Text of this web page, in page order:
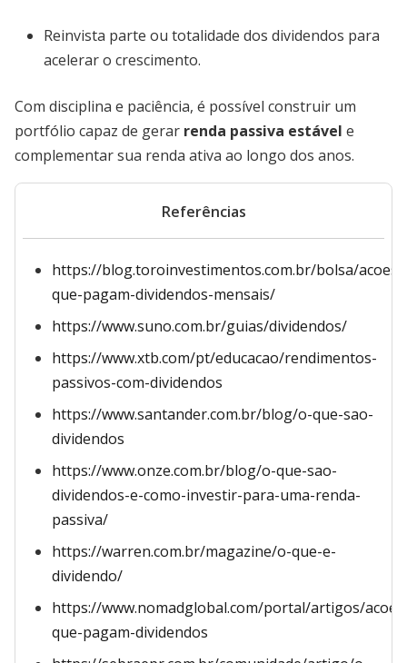
Reinvista parte ou totalidade dos dividendos para
acelerar o crescimento.
Com disciplina e paciência, é possível construir um
portfólio capaz de gerar renda passiva estável e
complementar sua renda ativa ao longo dos anos.
Referências
https://blog.toroinvestimentos.com.br/bolsa/acoes-
que-pagam-dividendos-mensais/
https://www.suno.com.br/guias/dividendos/
https://www.xtb.com/pt/educacao/rendimentos-
passivos-com-dividendos
https://www.santander.com.br/blog/o-que-sao-
dividendos
https://www.onze.com.br/blog/o-que-sao-
dividendos-e-como-investir-para-uma-renda-
passiva/
https://warren.com.br/magazine/o-que-e-
dividendo/
https://www.nomadglobal.com/portal/artigos/
que-pagam-dividendos